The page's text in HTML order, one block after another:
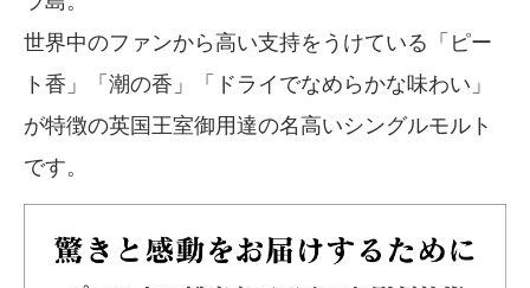
世界中のファンから高い支持をうけている「ピー
ト香」「潮の香」「ドライでなめらかな味わい」
が特徴の英国王室御用達の名高いシングルモルト
です。